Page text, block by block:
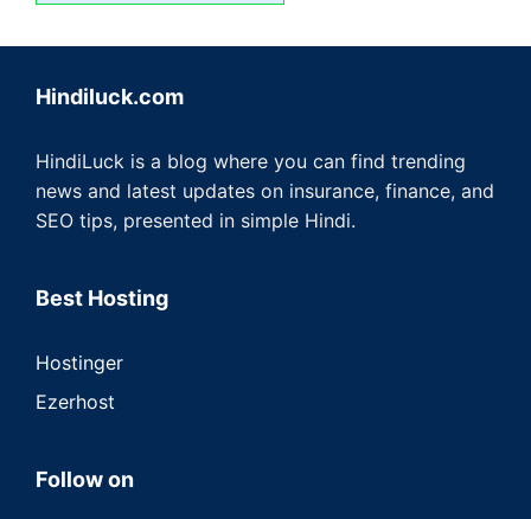
Hindiluck.com
HindiLuck is a blog where you can find trending
news and latest updates on insurance, finance, and
SEO tips, presented in simple Hindi.
Best Hosting
Hostinger
Ezerhost
Follow on